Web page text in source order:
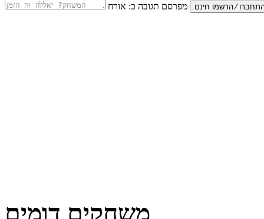
מפרסם תגובה כ: אורח